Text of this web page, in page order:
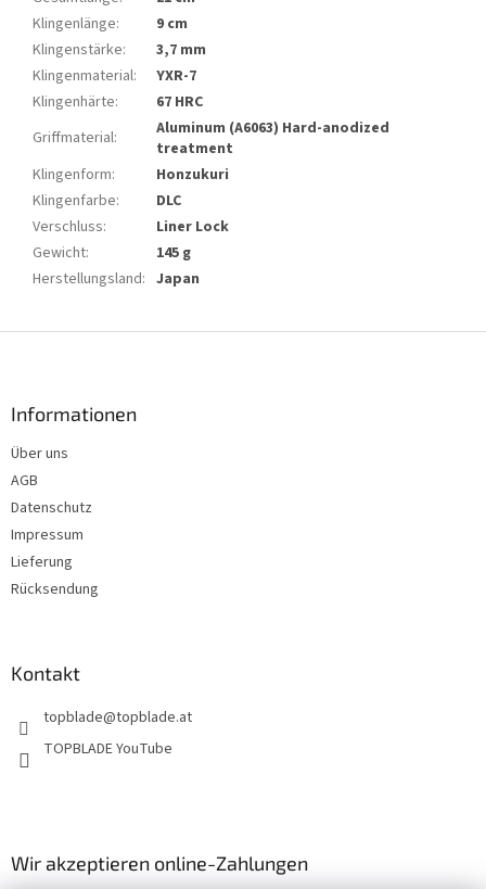
Klingenlänge:
9 cm
Klingenstärke:
3,7 mm
Klingenmaterial:
YXR-7
Klingenhärte:
67 HRC
Griffmaterial:
Aluminum (A6063) Hard-anodized
treatment
Klingenform:
Honzukuri
Klingenfarbe:
DLC
Verschluss:
Liner Lock
Gewicht:
145 g
Herstellungsland: Japan
Informationen
Über uns
AGB
Datenschutz
Impressum
Lieferung
Rücksendung
Kontakt
topblade@topblade.at
TOPBLADE YouTube
Wir akzeptieren online-Zahlungen